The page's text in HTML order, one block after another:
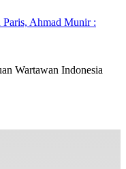
Paris, Ahmad Munir :
Wartawan Indonesia